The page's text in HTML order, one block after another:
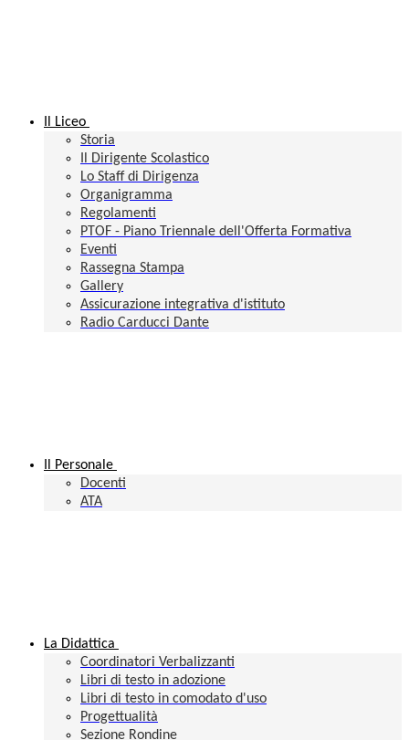
Il Liceo
Storia
Il Dirigente Scolastico
Lo Staff di Dirigenza
Organigramma
Regolamenti
PTOF - Piano Triennale dell'Offerta Formativa
Eventi
Rassegna Stampa
Gallery
Assicurazione integrativa d'istituto
Radio Carducci Dante
Il Personale
Docenti
ATA
La Didattica
Coordinatori Verbalizzanti
Libri di testo in adozione
Libri di testo in comodato d'uso
Progettualità
Sezione Rondine